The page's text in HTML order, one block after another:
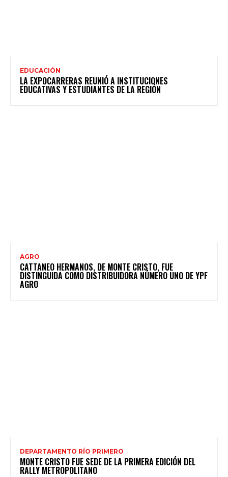
EDUCACIÓN
LA EXPOCARRERAS REUNIÓ A INSTITUCIONES
EDUCATIVAS Y ESTUDIANTES DE LA REGIÓN
AGRO
CATTANEO HERMANOS, DE MONTE CRISTO, FUE
DISTINGUIDA COMO DISTRIBUIDORA NÚMERO UNO DE YPF
AGRO
DEPARTAMENTO RÍO PRIMERO
MONTE CRISTO FUE SEDE DE LA PRIMERA EDICIÓN DEL
RALLY METROPOLITANO